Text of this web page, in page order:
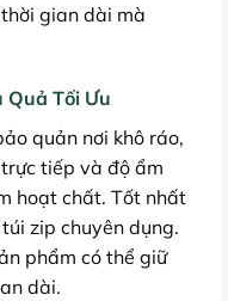
gian dài mà
Quả Tối Ưu
quản nơi khô ráo,
tiếp và độ ẩm
hoạt chất. Tốt nhất
zip chuyên dụng.
phẩm có thể giữ
dài.